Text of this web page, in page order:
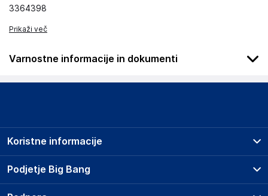
3364398
Prikaži več
Varnostne informacije in dokumenti
Podatki o proizvajalcu
vidaXL
The Netherlands
Podjetje Big Bang
O podjetju
Koristne informacije
Prodajna mesta